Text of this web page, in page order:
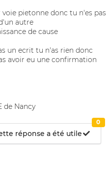
pietonne donc tu n'es pas
autre
de cause
un ecrit tu n'as rien donc
avoir eu une confirmation
de Nancy
réponse a été utile
0